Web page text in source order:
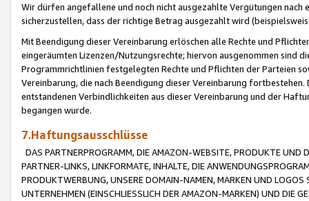
Wir dürfen angefallene und noch nicht ausgezahlte Vergütungen
sicherzustellen, dass der richtige Betrag ausgezahlt wird
Mit Beendigung dieser Vereinbarung erlöschen alle Rechte und
eingeräumten Lizenzen/Nutzungsrechte; hiervon ausgenommen sind
Programmrichtlinien festgelegten Rechte und Pflichten der Parteien
Vereinbarung, die nach Beendigung dieser Vereinbarung
entstandenen Verbindlichkeiten aus dieser Vereinbarung und der
begangen wurde.
7.Haftungsausschlüsse
DAS PARTNERPROGRAMM, DIE AMAZON-WEBSITE, PRODUKTE UND
PARTNER-LINKS, LINKFORMATE, INHALTE, DIE
PRODUKTWERBUNG, UNSERE DOMAIN-NAMEN, MARKEN UND
UNTERNEHMEN (EINSCHLIESSLICH DER AMAZON-MARKEN) UND DIE